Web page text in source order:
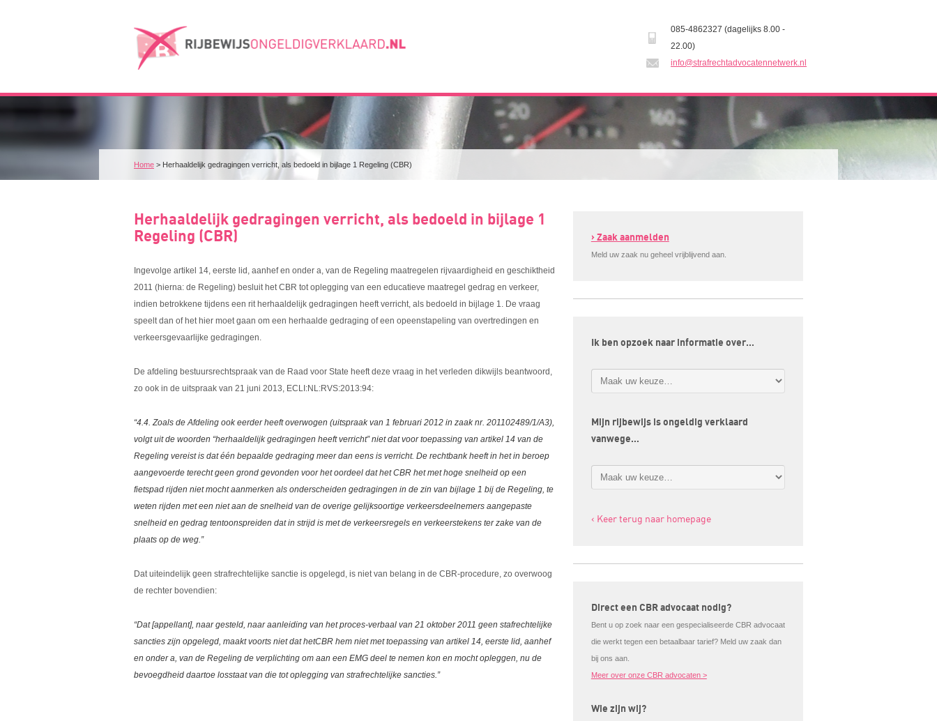
085-4862327 (dagelijks 8.00 -
22.00)
info@strafrechtadvocatennetwerk.nl
Home > Herhaaldelijk gedragingen verricht, als bedoeld in bijlage 1 Regeling (CBR)
Herhaaldelijk gedragingen verricht, als bedoeld in bijlage 1
Regeling (CBR)
Ingevolge artikel 14, eerste lid, aanhef en onder a, van de Regeling maatregelen rijvaardigheid en geschiktheid
2011 (hierna: de Regeling) besluit het CBR tot oplegging van een educatieve maatregel gedrag en verkeer,
indien betrokkene tijdens een rit herhaaldelijk gedragingen heeft verricht, als bedoeld in bijlage 1. De vraag
speelt dan of het hier moet gaan om een herhaalde gedraging of een opeenstapeling van overtredingen en
verkeersgevaarlijke gedragingen.
De afdeling bestuursrechtspraak van de Raad voor State heeft deze vraag in het verleden dikwijls beantwoord,
zo ook in de uitspraak van 21 juni 2013, ECLI:NL:RVS:2013:94:
“4.4. Zoals de Afdeling ook eerder heeft overwogen (uitspraak van 1 februari 2012 in zaak nr. 201102489/1/A3),
volgt uit de woorden “herhaaldelijk gedragingen heeft verricht” niet dat voor toepassing van artikel 14 van de
Regeling vereist is dat één bepaalde gedraging meer dan eens is verricht. De rechtbank heeft in het in beroep
aangevoerde terecht geen grond gevonden voor het oordeel dat het CBR het met hoge snelheid op een
fietspad rijden niet mocht aanmerken als onderscheiden gedragingen in de zin van bijlage 1 bij de Regeling, te
weten rijden met een niet aan de snelheid van de overige gelijksoortige verkeersdeelnemers aangepaste
snelheid en gedrag tentoonspreiden dat in strijd is met de verkeersregels en verkeerstekens ter zake van de
plaats op de weg.”
Dat uiteindelijk geen strafrechtelijke sanctie is opgelegd, is niet van belang in de CBR-procedure, zo overwoog
de rechter bovendien:
“Dat [appellant], naar gesteld, naar aanleiding van het proces-verbaal van 21 oktober 2011 geen stafrechtelijke
sancties zijn opgelegd, maakt voorts niet dat hetCBR hem niet met toepassing van artikel 14, eerste lid, aanhef
en onder a, van de Regeling de verplichting om aan een EMG deel te nemen kon en mocht opleggen, nu de
bevoegdheid daartoe losstaat van die tot oplegging van strafrechtelijke sancties.”
› Zaak aanmelden
Meld uw zaak nu geheel vrijblijvend aan.
Ik ben opzoek naar informatie over…
Mijn rijbewijs is ongeldig verklaard
vanwege…
‹ Keer terug naar homepage
Direct een CBR advocaat nodig?
Bent u op zoek naar een gespecialiseerde CBR advocaat
die werkt tegen een betaalbaar tarief? Meld uw zaak dan
bij ons aan.
Meer over onze CBR advocaten >
Wie zijn wij?